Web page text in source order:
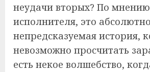
неудачи вторых? По
исполнителя, это абсолютно
непредсказуемая история,
невозможно просчитать
есть некое волшебство,